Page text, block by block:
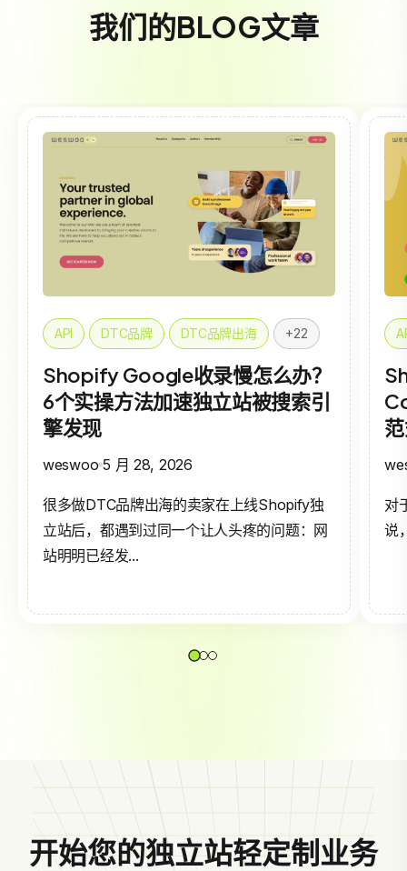
我们的BLOG文章
API DTC品牌 DTC品牌出海 +22
Shopify Google收录慢怎么办？
6个实操方法加速独立站被搜索引
擎发现
weswoo 5 月 28, 2026
很多做DTC品牌出海的卖家在上线Shopify独
立站后，都遇到过同一个让人头疼的问题：网
站明明已经发...
对
说
开始您的独立站轻定制业务